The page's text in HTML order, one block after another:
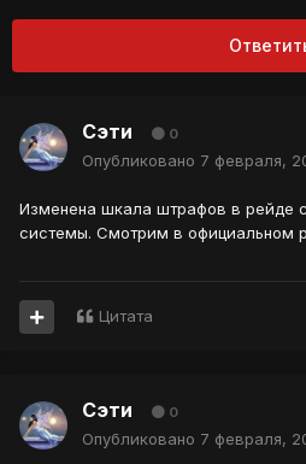
Сэти 0
Опубликовано 7 февраля,
Изменена шкала штрафов в рейде
системы. Смотрим в официальном
Цитата
Сэти 0
Опубликовано 7 февраля,